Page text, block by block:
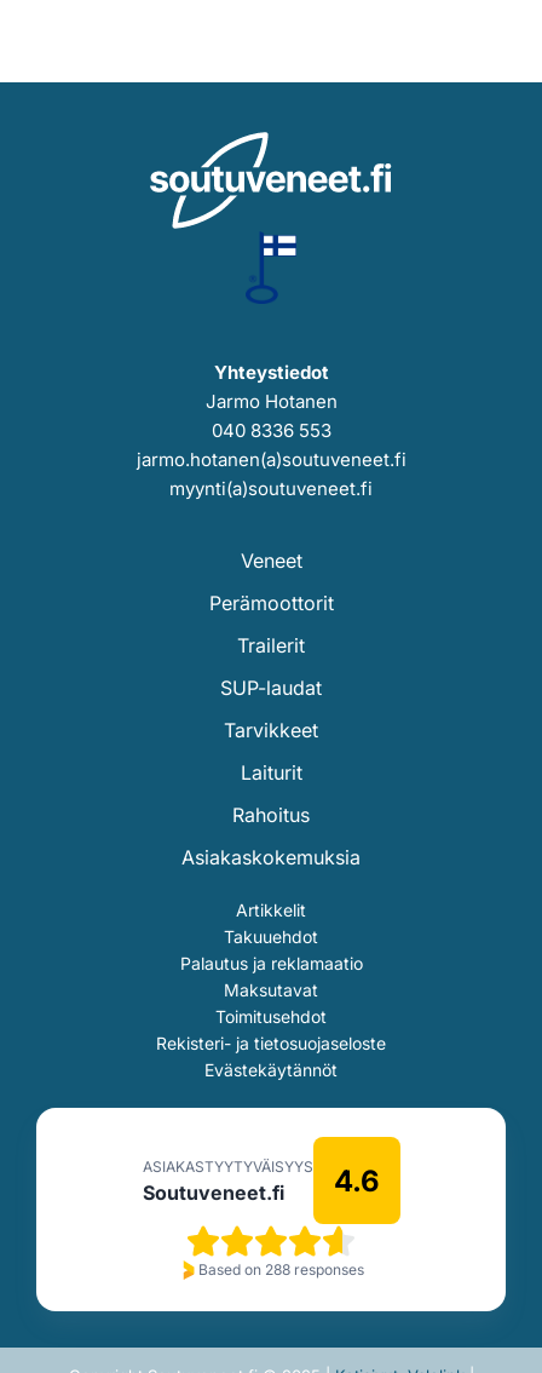
Yhteystiedot
Jarmo Hotanen
040 8336 553
jarmo.hotanen(a)soutuveneet.fi
myynti(a)soutuveneet.fi
Veneet
Perämoottorit
Trailerit
SUP-laudat
Tarvikkeet
Laiturit
Rahoitus
Asiakaskokemuksia
Artikkelit
Takuuehdot
Palautus ja reklamaatio
Maksutavat
Toimitusehdot
Rekisteri- ja tietosuojaseloste
Evästekäytännöt
ASIAKASTYYTYVÄISYYS
Soutuveneet.fi 4.6
Based on 288 responses